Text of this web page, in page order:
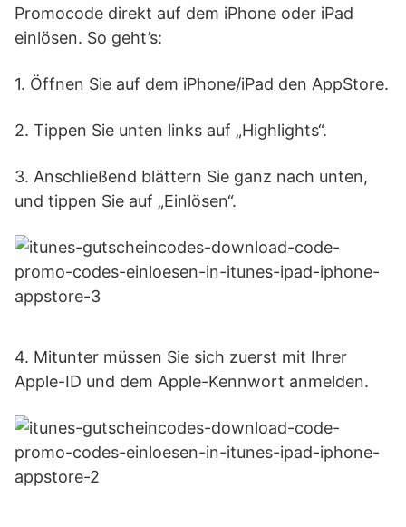
Promocode direkt auf dem iPhone oder iPad
einlösen. So geht’s:
1. Öffnen Sie auf dem iPhone/iPad den AppStore.
2. Tippen Sie unten links auf „Highlights“.
3. Anschließend blättern Sie ganz nach unten,
und tippen Sie auf „Einlösen“.
4. Mitunter müssen Sie sich zuerst mit Ihrer
Apple-ID und dem Apple-Kennwort anmelden.